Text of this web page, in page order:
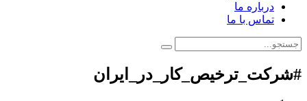
درباره ما
تماس با ما
#شرکت_ترخیص_کار_در_ایران